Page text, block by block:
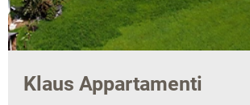
Klaus Appartamenti